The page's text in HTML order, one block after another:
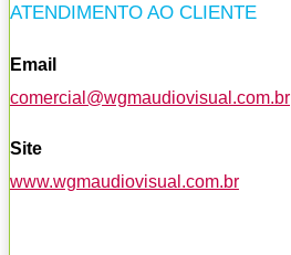
ATENDIMENTO AO CLIENTE
Email
comercial@wgmaudiovisual.com.br
Site
www.wgmaudiovisual.com.br